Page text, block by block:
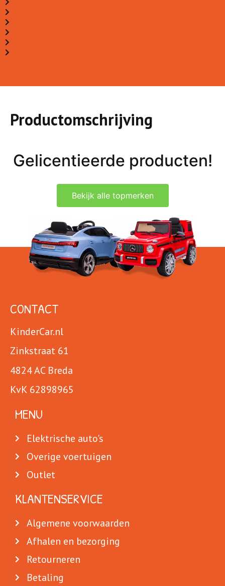
Productomschrijving
Gelicentieerde producten!
Bekijk alle topmerken
CONTACT
KinderCar.nl
Zinkstraat 61
4824 AC Breda
KvK 62898965
MENU
Elektrische auto's
Overige voertuigen
Outlet
KLANTENSERVICE
Algemene voorwaarden
Afhalen en bezorging
Retourneren
Betaling